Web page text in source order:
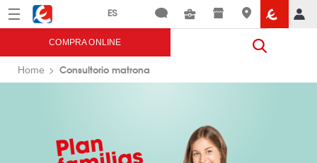
Menú Eroski
COMPRA ONLINE
Home Consultorio matrona